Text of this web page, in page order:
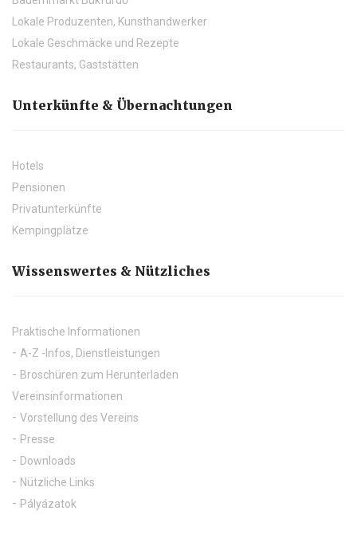
Lokale Produzenten, Kunsthandwerker
Lokale Geschmäcke und Rezepte
Restaurants, Gaststätten
Unterkünfte & Übernachtungen
Hotels
Pensionen
Privatunterkünfte
Kempingplätze
Wissenswertes & Nützliches
Praktische Informationen
A-Z -Infos, Dienstleistungen
Broschüren zum Herunterladen
Vereinsinformationen
Vorstellung des Vereins
Presse
Downloads
Nützliche Links
Pályázatok